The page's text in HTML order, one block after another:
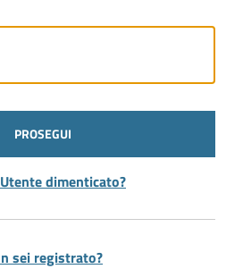
PROSEGUI
dimenticato?
sei registrato?